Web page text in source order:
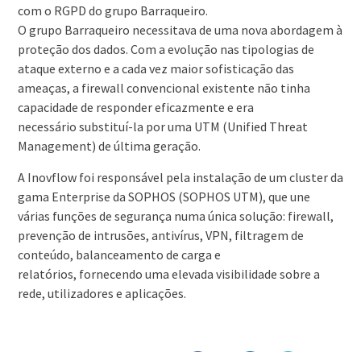
com o RGPD do grupo Barraqueiro.
O grupo Barraqueiro necessitava de uma nova abordagem à
proteção dos dados. Com a evolução nas tipologias de
ataque externo e a cada vez maior sofisticação das
ameaças, a firewall convencional existente não tinha
capacidade de responder eficazmente e era
necessário substituí-la por uma UTM (Unified Threat
Management) de última geração.
A Inovflow foi responsável pela instalação de um cluster da
gama Enterprise da SOPHOS (SOPHOS UTM), que une
várias funções de segurança numa única solução: firewall,
prevenção de intrusões, antivírus, VPN, filtragem de
conteúdo, balanceamento de carga e
relatórios, fornecendo uma elevada visibilidade sobre a
rede, utilizadores e aplicações.